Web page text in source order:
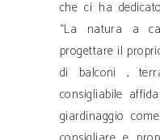
che ci ha
“La natura a
progettare il
di balconi ,
consigliabile
giardinaggio